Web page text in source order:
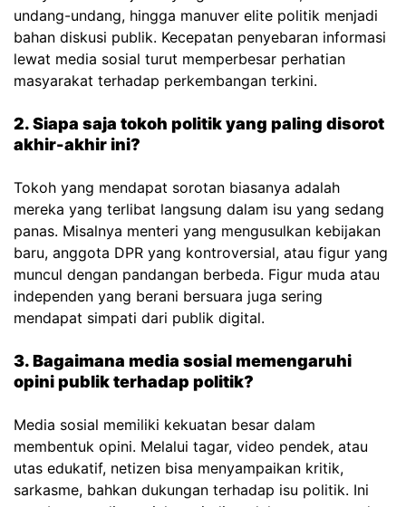
undang-undang, hingga manuver elite politik menjadi
bahan diskusi publik. Kecepatan penyebaran informasi
lewat media sosial turut memperbesar perhatian
masyarakat terhadap perkembangan terkini.
2. Siapa saja tokoh politik yang paling disorot
akhir-akhir ini?
Tokoh yang mendapat sorotan biasanya adalah
mereka yang terlibat langsung dalam isu yang sedang
panas. Misalnya menteri yang mengusulkan kebijakan
baru, anggota DPR yang kontroversial, atau figur yang
muncul dengan pandangan berbeda. Figur muda atau
independen yang berani bersuara juga sering
mendapat simpati dari publik digital.
3. Bagaimana media sosial memengaruhi
opini publik terhadap politik?
Media sosial memiliki kekuatan besar dalam
membentuk opini. Melalui tagar, video pendek, atau
utas edukatif, netizen bisa menyampaikan kritik,
sarkasme, bahkan dukungan terhadap isu politik. Ini